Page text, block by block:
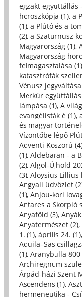
egzakt együttállás
horoszkópja (1), a
(1), a Plútó és a
(2), a Szaturnusz
Magyarország (1),
Magyarország
felmagasztalása (1)
katasztrófák
Vénusz
Merkúr együttállás
lámpása (1), A
evangélisták é (1),
és magyar
Vízöntőbe lépő
Adventi Koszorú (4)
(1), Aldebaran - a
(2), Algol-Újhold
(3), Aloysius Lillius
Angyali üdvözlet
(1), Anjou-kori
Antares a Skorpió
Anyaföld (3),
Anyatermészet (2),
1. (1), április 24. (1),
Aquila–Sas
(1), Aranybulla 800
Archiregnum
Árpád-házi Szent
Ascendens (1),
hermeneutika -